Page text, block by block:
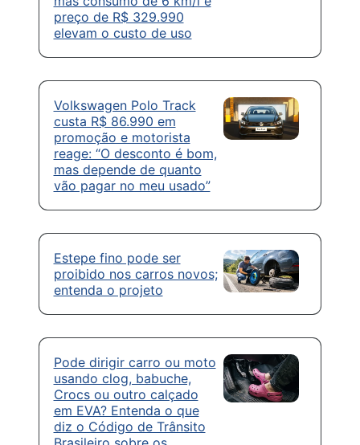
preço de R$ 329.990
elevam o custo de uso
Volkswagen Polo Track
custa R$ 86.990 em
promoção e motorista
reage: “O desconto é bom,
mas depende de quanto
vão pagar no meu usado”
Estepe fino pode ser
proibido nos carros novos;
entenda o projeto
Pode dirigir carro ou moto
usando clog, babuche,
Crocs ou outro calçado
em EVA? Entenda o que
diz o Código de Trânsito